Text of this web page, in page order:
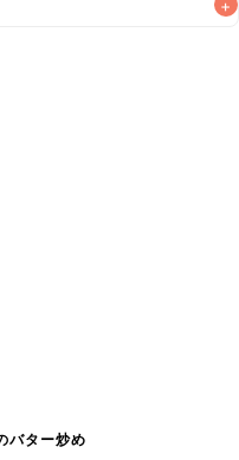
+
なるべくお早めにお召
バター炒め